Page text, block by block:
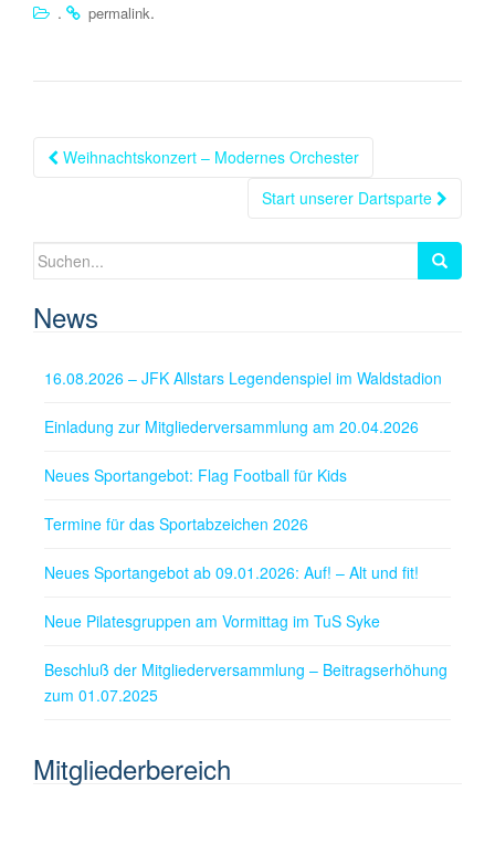
.
permalink.
Beitragsnavigation
Weihnachtskonzert – Modernes Orchester
Start unserer Dartsparte
Suchen
News
16.08.2026 – JFK Allstars Legendenspiel im Waldstadion
Einladung zur Mitgliederversammlung am 20.04.2026
Neues Sportangebot: Flag Football für Kids
Termine für das Sportabzeichen 2026
Neues Sportangebot ab 09.01.2026: Auf! – Alt und fit!
Neue Pilatesgruppen am Vormittag im TuS Syke
Beschluß der Mitgliederversammlung – Beitragserhöhung
zum 01.07.2025
Mitgliederbereich